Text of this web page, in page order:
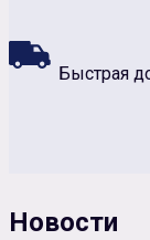
Быстрая
Новости